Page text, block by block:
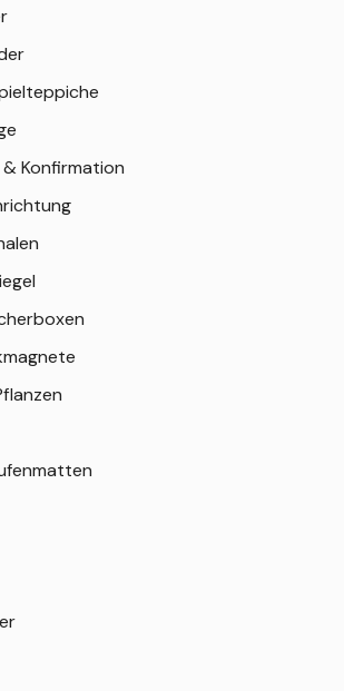
Konfirmation